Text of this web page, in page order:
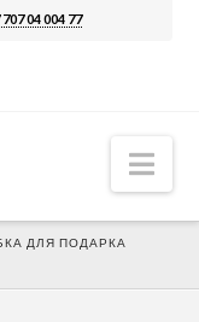
707 04 004 77
ДЛЯ ПОДАРКА